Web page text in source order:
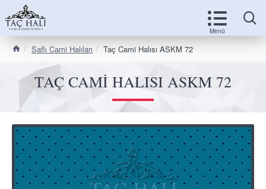
Saflı Cami Halıları Taç Cami Halısı ASKM 72
TAÇ CAMI HALISI ASKM 72